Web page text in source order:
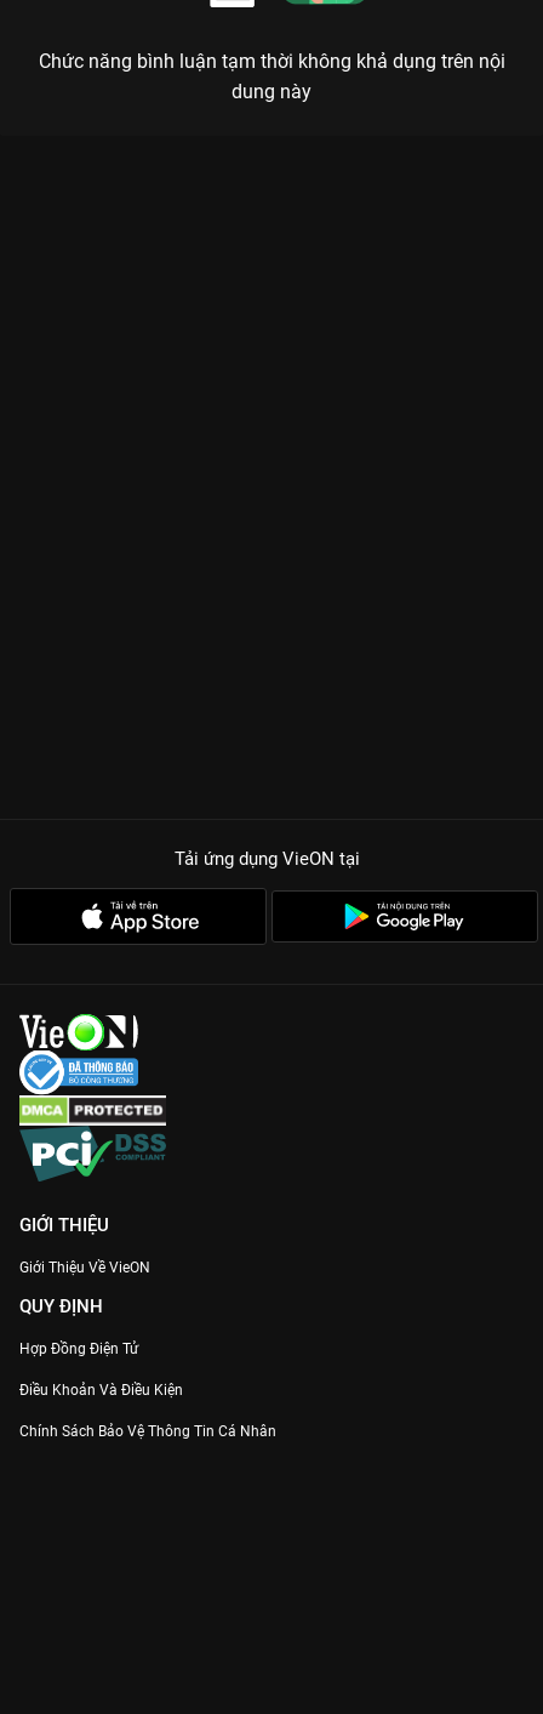
Chức năng bình luận tạm thời không khả dụng trên nội
dung này
Tải ứng dụng VieON tại
GIỚI THIỆU
Giới Thiệu Về VieON
QUY ĐỊNH
Hợp Đồng Điện Tử
Điều Khoản Và Điều Kiện
Chính Sách Bảo Vệ Thông Tin Cá Nhân